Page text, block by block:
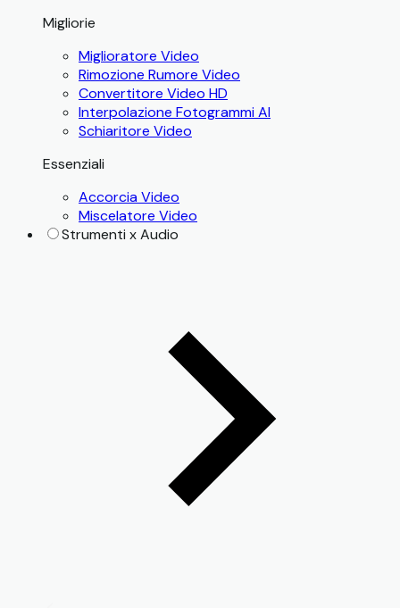
Migliorie
Miglioratore Video
Rimozione Rumore Video
Convertitore Video HD
Interpolazione Fotogrammi AI
Schiaritore Video
Essenziali
Accorcia Video
Miscelatore Video
Strumenti x Audio